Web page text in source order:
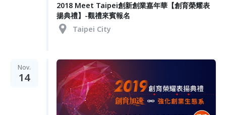
2018 Meet Taipei創新創業嘉年華【創育榮耀表
揚典禮】-觀禮來賓報名
Taipei City
Nov.
14